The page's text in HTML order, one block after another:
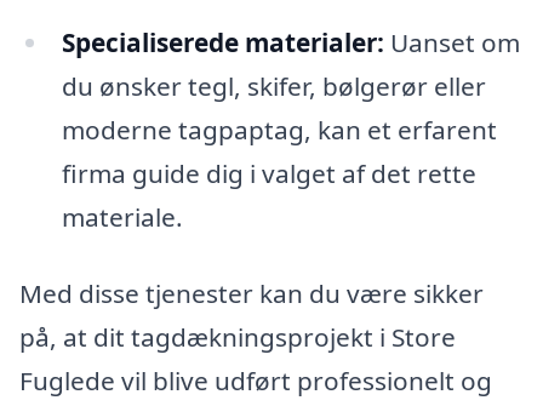
Specialiserede materialer: Uanset om
du ønsker tegl, skifer, bølgerør eller
moderne tagpaptag, kan et erfarent
firma guide dig i valget af det rette
materiale.
Med disse tjenester kan du være sikker
på, at dit tagdækningsprojekt i Store
Fuglede vil blive udført professionelt og